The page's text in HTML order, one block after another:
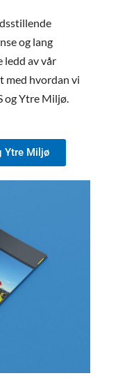
og lang
ledd av vår
med hvordan vi
og Ytre Miljø.
Ytre Miljø